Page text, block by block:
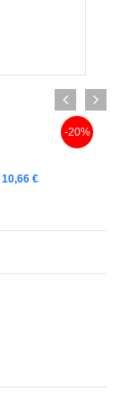
10,66 €
-20%